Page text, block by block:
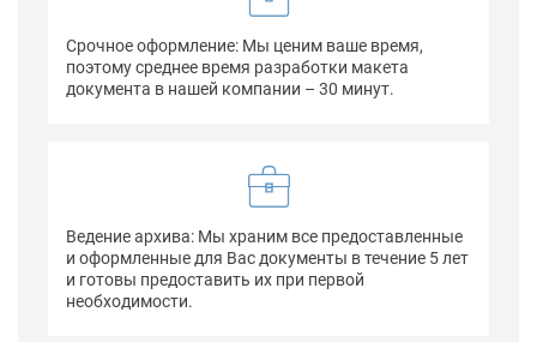
Срочное оформление: Мы ценим ваше время,
поэтому среднее время разработки макета
документа в нашей компании – 30 минут.
Ведение архива: Мы храним все предоставленные
и оформленные для Вас документы в течение 5 лет
и готовы предоставить их при первой
необходимости.